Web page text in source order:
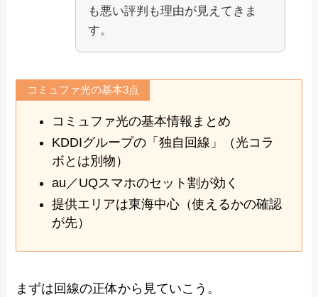
も悪い評判も理由が見えてきま
す。
コミュファ光の基本3点
コミュファ光の基本情報まとめ
KDDIグループの「独自回線」（光コラ
ボとは別物）
au／UQスマホのセット割が効く
提供エリアは東海中心（使えるかの確認
が先）
まずは回線の正体から見ていこう。